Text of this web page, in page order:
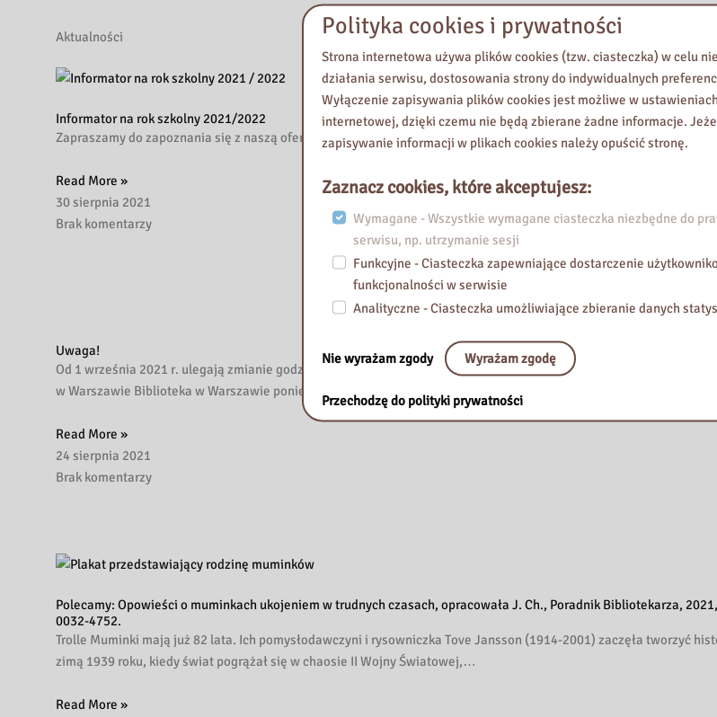
Aktualności
Informator na rok szkolny 2021/2022
Zapraszamy do zapoznania się z naszą ofertą edukacyjną, szkoleniową i kulturalną. Informator na rok szkolny 2021/
Read More »
30 sierpnia 2021
Brak komentarzy
Uwaga!
Od 1 września 2021 r. ulegają zmianie godziny otwarcia placówek Pedagogicznej Biblioteki Wojewódzkiej im.
w Warszawie Biblioteka w Warszawie poniedziałek, wtorek, czwartek, piątek 9.00-14.00; 14.30-19.00 środa 14.00-
Read More »
24 sierpnia 2021
Brak komentarzy
Polecamy: Opowieści o muminkach ukojeniem w trudnych czasach, opracowała J. Ch., Poradnik Bibliotekarza,
0032-4752.
Trolle Muminki mają już 82 lata. Ich pomysłodawczyni i rysowniczka Tove Jansson (1914-2001) zaczęła tworzyć
zimą 1939 roku, kiedy świat pogrążał się w chaosie II Wojny Światowej,…
Read More »
Polityka cookies i prywatności
Strona internetowa używa plików cookies (tzw. ciasteczka) w celu
działania serwisu, dostosowania strony do indywidualnych
Wyłączenie zapisywania plików cookies jest możliwe w
internetowej, dzięki czemu nie będą zbierane żadne informacje.
zapisywanie informacji w plikach cookies należy opuścić stronę.
Zaznacz cookies, które akceptujesz:
Wymagane - Wszystkie wymagane ciasteczka niezbędne do
serwisu, np. utrzymanie sesji
Funkcyjne - Ciasteczka zapewniające dostarczenie
funkcjonalności w serwisie
Analityczne - Ciasteczka umożliwiające zbieranie danych
Nie wyrażam zgody Wyrażam zgodę
Przechodzę do polityki prywatności